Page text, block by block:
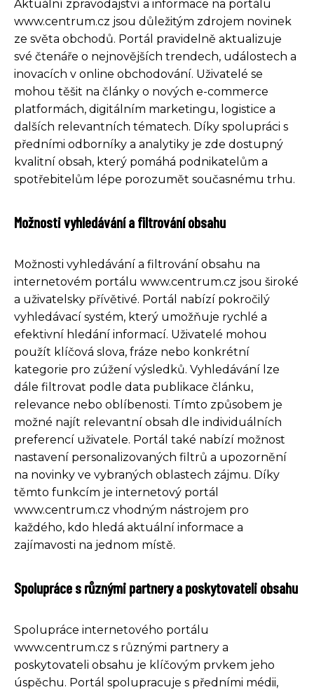
Aktuální zpravodajství a informace na portálu
www.centrum.cz jsou důležitým zdrojem novinek
ze světa obchodů. Portál pravidelně aktualizuje
své čtenáře o nejnovějších trendech, událostech a
inovacích v online obchodování. Uživatelé se
mohou těšit na články o nových e-commerce
platformách, digitálním marketingu, logistice a
dalších relevantních tématech. Díky spolupráci s
předními odborníky a analytiky je zde dostupný
kvalitní obsah, který pomáhá podnikatelům a
spotřebitelům lépe porozumět současnému trhu.
Možnosti vyhledávání a filtrování obsahu
Možnosti vyhledávání a filtrování obsahu na
internetovém portálu www.centrum.cz jsou široké
a uživatelsky přívětivé. Portál nabízí pokročilý
vyhledávací systém, který umožňuje rychlé a
efektivní hledání informací. Uživatelé mohou
použít klíčová slova, fráze nebo konkrétní
kategorie pro zúžení výsledků. Vyhledávání lze
dále filtrovat podle data publikace článku,
relevance nebo oblíbenosti. Tímto způsobem je
možné najít relevantní obsah dle individuálních
preferencí uživatele. Portál také nabízí možnost
nastavení personalizovaných filtrů a upozornění
na novinky ve vybraných oblastech zájmu. Díky
těmto funkcím je internetový portál
www.centrum.cz vhodným nástrojem pro
každého, kdo hledá aktuální informace a
zajímavosti na jednom místě.
Spolupráce s různými partnery a poskytovateli obsahu
Spolupráce internetového portálu
www.centrum.cz s různými partnery a
poskytovateli obsahu je klíčovým prvkem jeho
úspěchu. Portál spolupracuje s předními médii,